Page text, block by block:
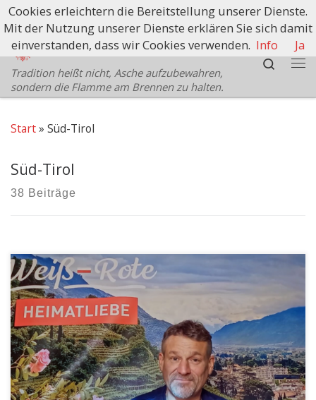
Zum Inhalt springen
Schützenbezirk Bozen
Tradition heißt nicht, Asche aufzubewahren,
sondern die Flamme am Brennen zu halten.
Search
Start» Süd-Tirol
Süd-Tirol
38 Beiträge
Was hat es eigentlich mit den geheimnisvollen
Raunächten auf sich? Und welche tiefe Bedeutung
steckt hinter dem Segenswunsch C+M+B, den wir in
diesen Tagen an unsere Türen schreiben? In der ersten
Folge unseres brandneuen Formats „Weiß-Rote
Heimatliebe“ bringt uns Thomas Winnischhofer diese
Traditionen näher. Pünktlich zum Start ins neue Jahr […]
Cookies erleichtern die Bereitstellung unserer Dienste.
Mit der Nutzung unserer Dienste erklären Sie sich damit
einverstanden, dass wir Cookies verwenden. Info Ja